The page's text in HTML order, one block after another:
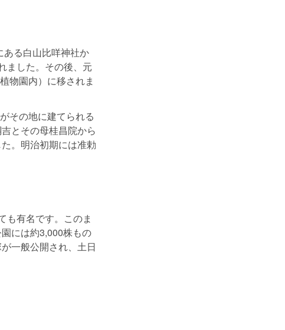
る白山比咩神社か
ました。その後、元
物園内）に移されま
その地に建てられる
とその母桂昌院から
。明治初期には准勅
も有名です。このま
には約3,000株もの
一般公開され、土日